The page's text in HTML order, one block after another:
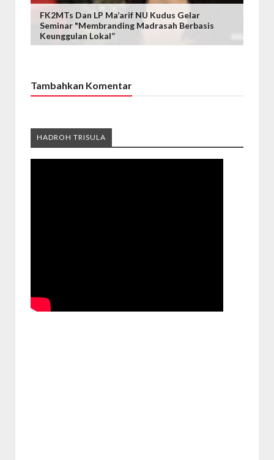
FK2MTs Dan LP Ma’arif NU Kudus Gelar
Seminar "Membranding Madrasah Berbasis
Keunggulan Lokal”
Tambahkan Komentar
HADROH TRISULA